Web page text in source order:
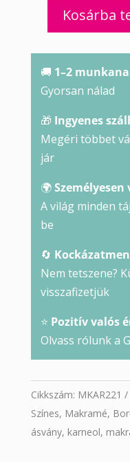
KarneolKosárba
🚚 1–2
Gyorsan nálad
🎁 Ingyenes
Megéri többet
jár
🌍Személyesen
A világ minden
be
🔄
Nem tetszene?
visszafizetjük
⭐ Pozitív valós
Olvass rólunk a
Cikkszám: MKAR221
Színes, Makramé,
ásvány, karneol,